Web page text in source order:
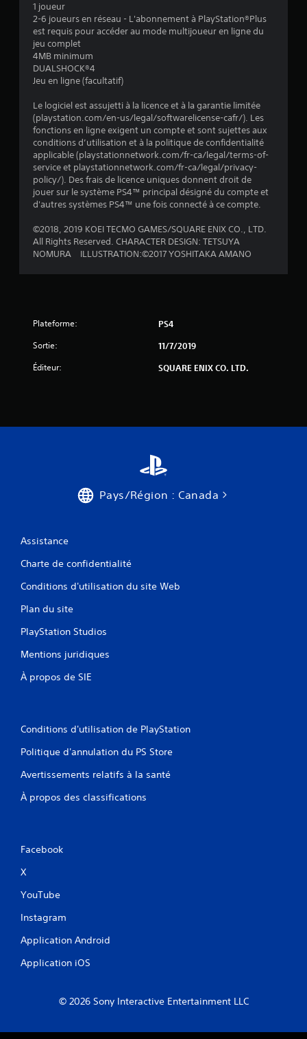
1 joueur
2-6 joueurs en réseau - L'abonnement à PlayStation®Plus
est requis pour accéder au mode multijoueur en ligne du
jeu complet
4MB minimum
DUALSHOCK®4
Jeu en ligne (facultatif)
Le logiciel est assujetti à la licence et à la garantie limitée
(playstation.com/en-us/legal/softwarelicense-cafr/). Les
fonctions en ligne exigent un compte et sont sujettes aux
conditions d’utilisation et à la politique de confidentialité
applicable (playstationnetwork.com/fr-ca/legal/terms-of-
service et playstationnetwork.com/fr-ca/legal/privacy-
policy/). Des frais de licence uniques donnent droit de
jouer sur le système PS4™ principal désigné du compte et
d'autres systèmes PS4™ une fois connecté à ce compte.
©2018, 2019 KOEI TECMO GAMES/SQUARE ENIX CO., LTD.
All Rights Reserved. CHARACTER DESIGN: TETSUYA
NOMURA ILLUSTRATION:©2017 YOSHITAKA AMANO
Plateforme: PS4
Sortie: 11/7/2019
Éditeur: SQUARE ENIX CO. LTD.
Pays/Région : Canada
Assistance
Charte de confidentialité
Conditions d'utilisation du site Web
Plan du site
PlayStation Studios
Mentions juridiques
À propos de SIE
Conditions d'utilisation de PlayStation
Politique d'annulation du PS Store
Avertissements relatifs à la santé
À propos des classifications
Facebook
X
YouTube
Instagram
Application Android
Application iOS
© 2026 Sony Interactive Entertainment LLC